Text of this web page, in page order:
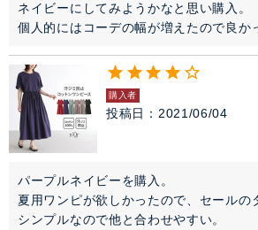
ネイビーにしてみようかなと思い購入。
個人的にはコーデの幅が増えたので良か
購入者
投稿日 2021/06/04
パープルネイビーを購入。
夏用ワンピが欲しかったので、セールの
シンプルなので他と合わせやすい。